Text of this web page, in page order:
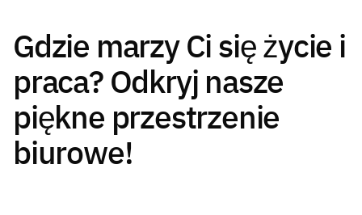
Gdzie marzy Ci się życie i
praca? Odkryj nasze
piękne przestrzenie
biurowe!